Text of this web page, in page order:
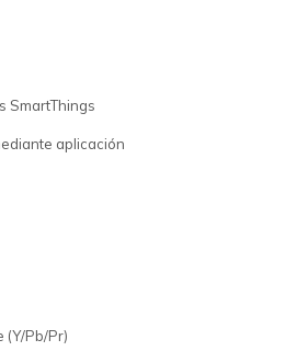
SmartThings
aplicación
(Y/Pb/Pr)